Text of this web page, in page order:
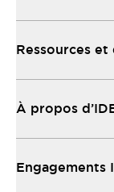
Ressources
À propos
Engagements